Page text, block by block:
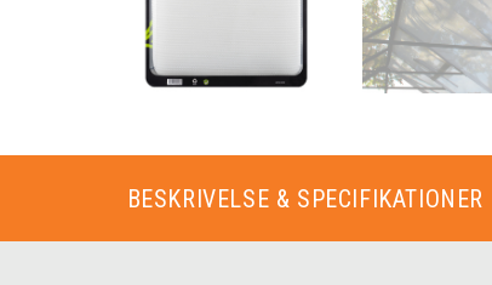
BESKRIVELSE & SPECIFIKATIONER